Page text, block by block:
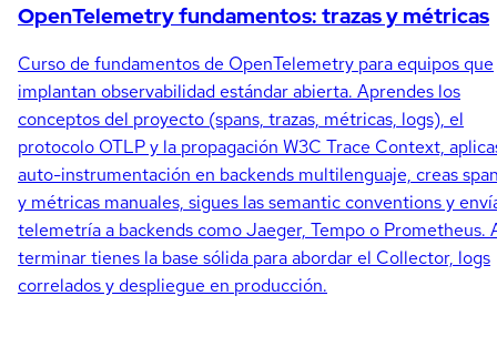
OpenTelemetry fundamentos: trazas y métricas
Curso de fundamentos de OpenTelemetry para equipos que
implantan observabilidad estándar abierta. Aprendes los
conceptos del proyecto (spans, trazas, métricas, logs), el
protocolo OTLP y la propagación W3C Trace Context,
auto-instrumentación en backends multilenguaje, creas
y métricas manuales, sigues las semantic conventions y
telemetría a backends como Jaeger, Tempo o Prometheus.
terminar tienes la base sólida para abordar el Collector, logs
correlados y despliegue en producción.